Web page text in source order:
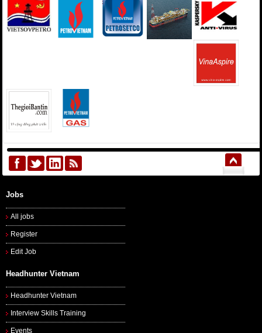
Jobs
All jobs
Register
Edit Job
Headhunter Vietnam
Headhunter Vietnam
Interview Skills Training
Events